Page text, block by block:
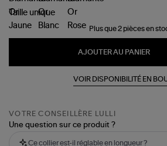
Taille unique
Plus que 2 pièces en
AJOUTER AU PANIER
VOIR DISPONIBILITÉ EN
VOTRE CONSEILLÈRE LULLI
Une question sur ce produit ?
Ce collier est-il réglable en longueur ?